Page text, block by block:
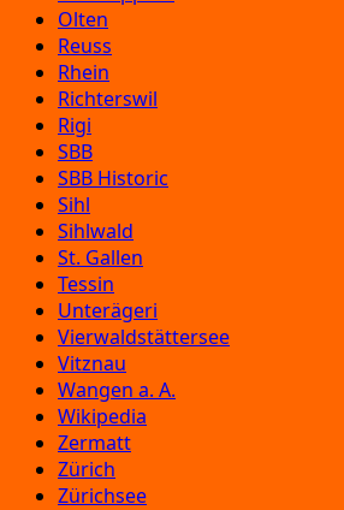
Olten
Reuss
Rhein
Richterswil
Rigi
SBB
SBB Historic
Sihl
Sihlwald
St. Gallen
Tessin
Unterägeri
Vierwaldstättersee
Vitznau
Wangen a. A.
Wikipedia
Zermatt
Zürich
Zürichsee